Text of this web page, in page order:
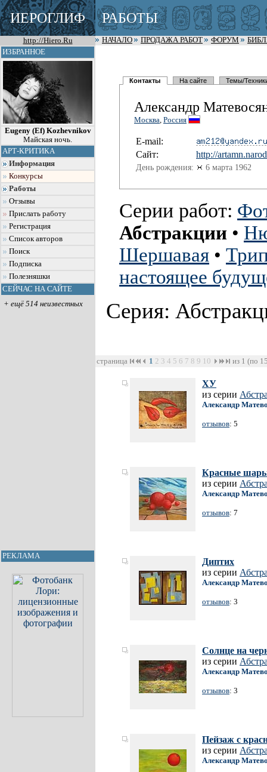
ИЕРОГЛИФ РАБОТЫ
http://Hiero.Ru НАЧАЛО ПРОДАЖА РАБОТ ФОРУМ
ИЗБРАННОЕ
Eugeny (Ef) Kozhevnikov
Майская ночь.
АРТ-КРИТИКА
Информация
Конкурсы
Работы
Отзывы
Прислать работу
Регистрация
Список авторов
Поиск
Подписка
Полезняшки
СЕЙЧАС НА САЙТЕ
+ ещё 514 неизвестных
РЕКЛАМА
Контакты На сайте Темы/
Александр
Москва, Россия
E-mail:
Сайт:
http://art
День рождения: 6 марта 1962
Серии работ:
Абстракции •
Шершавая •
настоящее
Серия:
страница 1 2 3 4 5 6 7 8 9 10 из 1 (по
ХУ
из серии
Александр
отзывов: 5
Красные
из серии
Александр
отзывов: 7
Диптих
из серии
Александр
отзывов: 3
Солнце на
из серии
Александр
отзывов: 3
Пейзаж с
из серии
Александр